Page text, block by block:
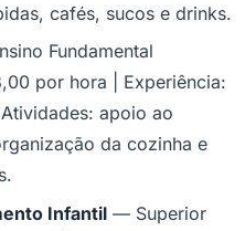
cafés, sucos e drinks.
Fundamental
por hora | Experiência:
apoio ao
da cozinha e
Infantil— Superior